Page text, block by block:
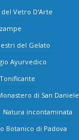
del Vetro D'Arte
del Gelato
Ayurvedico
di San Daniele
Natura incontaminata
Botanico di Padova